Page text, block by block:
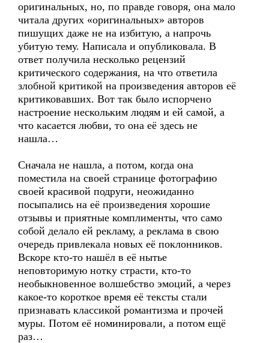
оригинальных, но, по правде говоря, она мало
читала других «оригинальных» авторов
пишущих даже не на избитую, а напрочь
убитую тему. Написала и опубликовала. В
ответ получила несколько рецензий
критического содержания, на что ответила
злобной критикой на произведения авторов её
критиковавших. Вот так было испорчено
настроение нескольким людям и ей самой, а
что касается любви, то она её здесь не
нашла…
Сначала не нашла, а потом, когда она
поместила на своей странице фотографию
своей красивой подруги, неожиданно
посыпались на её произведения хорошие
отзывы и приятные комплименты, что само
собой делало ей рекламу, а реклама в свою
очередь привлекала новых её поклонников.
Вскоре кто-то нашёл в её нытье
неповторимую нотку страсти, кто-то
необыкновенное волшебство эмоций, а через
какое-то короткое время её тексты стали
признавать классикой романтизма и прочей
муры. Потом её номинировали, а потом ещё
раз…